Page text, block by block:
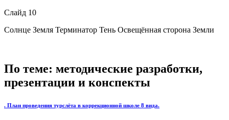
Слайд 10
Солнце Земля Терминатор Тень Освещённая сторона Земли
По теме: методические разработки,
презентации и конспекты
. План проведения турслёта в коррекционной школе 8 вида.